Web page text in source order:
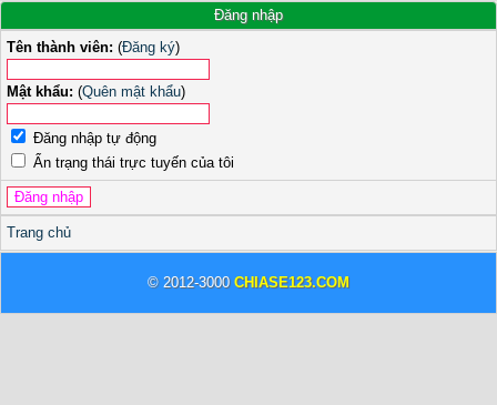
Đăng nhập
Tên thành viên: (Đăng ký)
Mật khẩu: (Quên mật khẩu)
Đăng nhập tự động
Ẩn trạng thái trực tuyến của tôi
Trang chủ
© 2012-3000 CHIASE123.COM